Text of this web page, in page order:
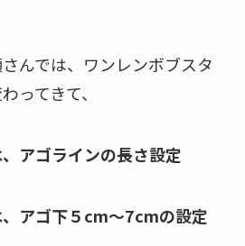
んでは、ワンレンボブスタ
ってきて、
アゴラインの長さ設定
、アゴ下５cm～7cmの設定